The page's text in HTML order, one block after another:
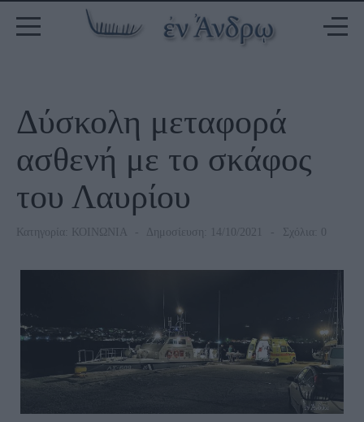
Δύσκολη μεταφορά
ασθενή με το σκάφος
του Λαυρίου
Κατηγορία: ΚΟΙΝΩΝΙΑ Δημοσίευση: 14/10/2021 Σχόλια: 0